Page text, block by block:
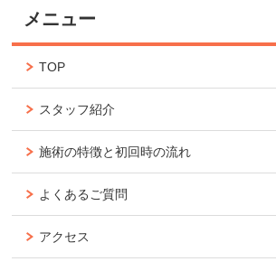
メニュー
TOP
スタッフ紹介
施術の特徴と初回時の流れ
よくあるご質問
アクセス